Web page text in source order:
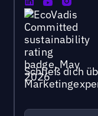
Schließ dich